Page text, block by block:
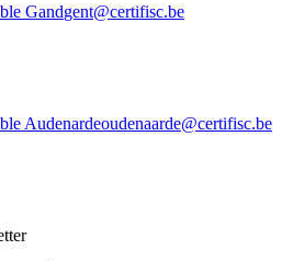
Gandgent@certifisc.be
Audenardeoudenaarde@certifisc.be